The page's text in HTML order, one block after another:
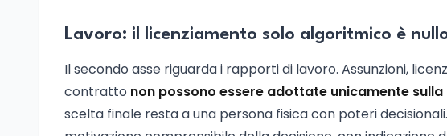
Lavoro: il licenziamento solo algoritmico è
Il secondo asse riguarda i rapporti di lavoro. Assunzioni,
contratto non possono essere adottate unicamente
scelta finale resta a una persona fisica con poteri